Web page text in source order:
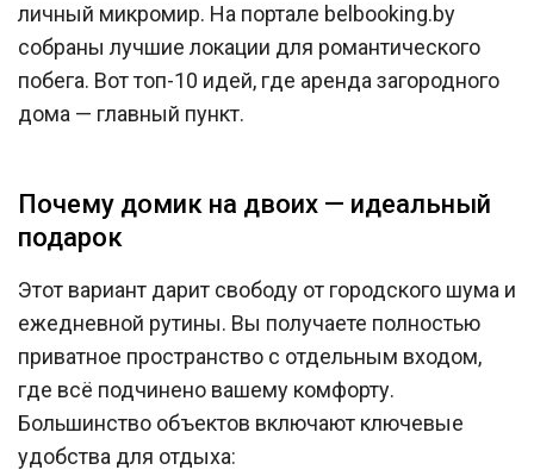
личный микромир. На портале belbooking.by
собраны лучшие локации для романтического
побега. Вот топ-10 идей, где аренда загородного
дома — главный пункт.
Почему домик на двоих — идеальный
подарок
Этот вариант дарит свободу от городского шума и
ежедневной рутины. Вы получаете полностью
приватное пространство с отдельным входом,
где всё подчинено вашему комфорту.
Большинство объектов включают ключевые
удобства для отдыха: